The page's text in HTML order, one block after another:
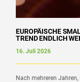
EUROPÄISCHE
TREND ENDLICH
16. Juli 2026
Nach mehreren